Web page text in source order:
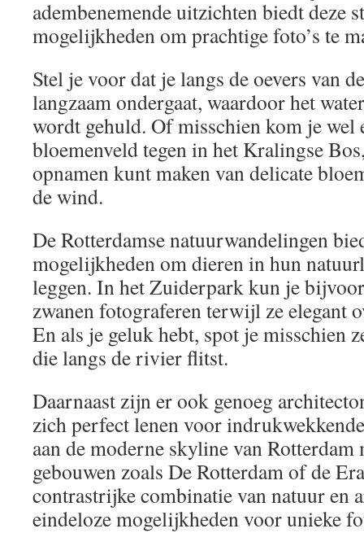
adembenemende uitzichten biedt deze
mogelijkheden om prachtige foto’s te
Stel je voor dat je langs de oevers van
langzaam ondergaat, waardoor het
wordt gehuld. Of misschien kom je
bloemenveld tegen in het Kralingse
opnamen kunt maken van delicate
de wind.
De Rotterdamse natuurwandelingen
mogelijkheden om dieren in hun
leggen. In het Zuiderpark kun je
zwanen fotograferen terwijl ze elegant
En als je geluk hebt, spot je misschien
die langs de rivier flitst.
Daarnaast zijn er ook genoeg
zich perfect lenen voor
aan de moderne skyline van
gebouwen zoals De Rotterdam of de
contrastrijke combinatie van natuur en
eindeloze mogelijkheden voor unieke